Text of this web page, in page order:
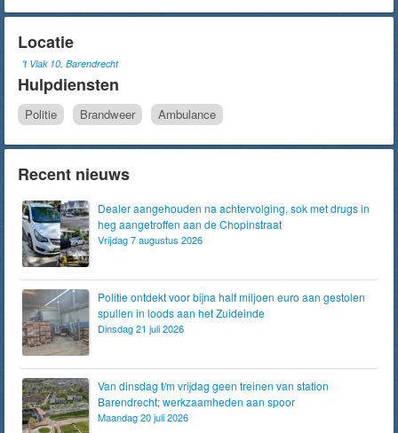
Locatie
't Vlak 10, Barendrecht
Hulpdiensten
Politie Brandweer Ambulance
Recent nieuws
Dealer aangehouden na achtervolging, sok met drugs in
heg aangetroffen aan de Chopinstraat
Vrijdag 7 augustus 2026
Politie ontdekt voor bijna half miljoen euro aan gestolen
spullen in loods aan het Zuideinde
Dinsdag 21 juli 2026
Van dinsdag t/m vrijdag geen treinen van station
Barendrecht; werkzaamheden aan spoor
Maandag 20 juli 2026